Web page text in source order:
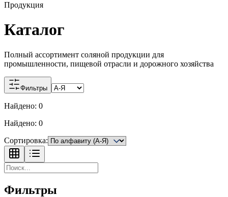
Продукция
Каталог
Полный ассортимент соляной продукции для
промышленности, пищевой отрасли и дорожного хозяйства
Фильтры
Найдено: 0
Найдено: 0
Сортировка:
Фильтры